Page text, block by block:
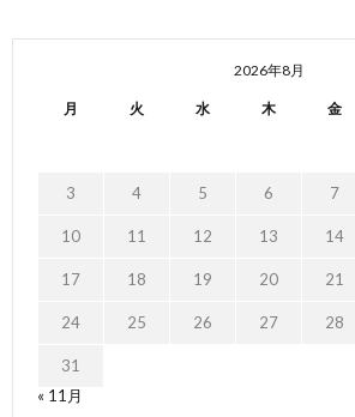
2026年8月
月 火 水 木 金
3 4 5 6 7
10 11 12 13 14
17 18 19 20 21
24 25 26 27 28
31
« 11月